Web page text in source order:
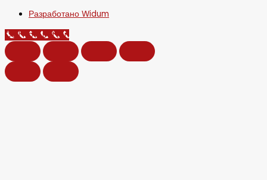
Разработано Widum
Call Now Button